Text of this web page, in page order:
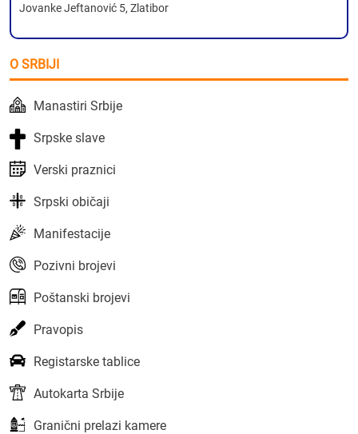
Jovanke Jeftanović 5, Zlatibor
O SRBIJI
Manastiri Srbije
Srpske slave
Verski praznici
Srpski običaji
Manifestacije
Pozivni brojevi
Poštanski brojevi
Pravopis
Registarske tablice
Autokarta Srbije
Granični prelazi kamere